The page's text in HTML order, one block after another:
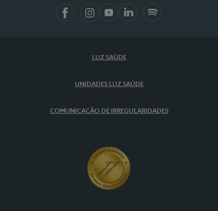
LUZ SAÚDE
UNIDADES LUZ SAÚDE
COMUNICAÇÃO DE IRREGULARIDADES